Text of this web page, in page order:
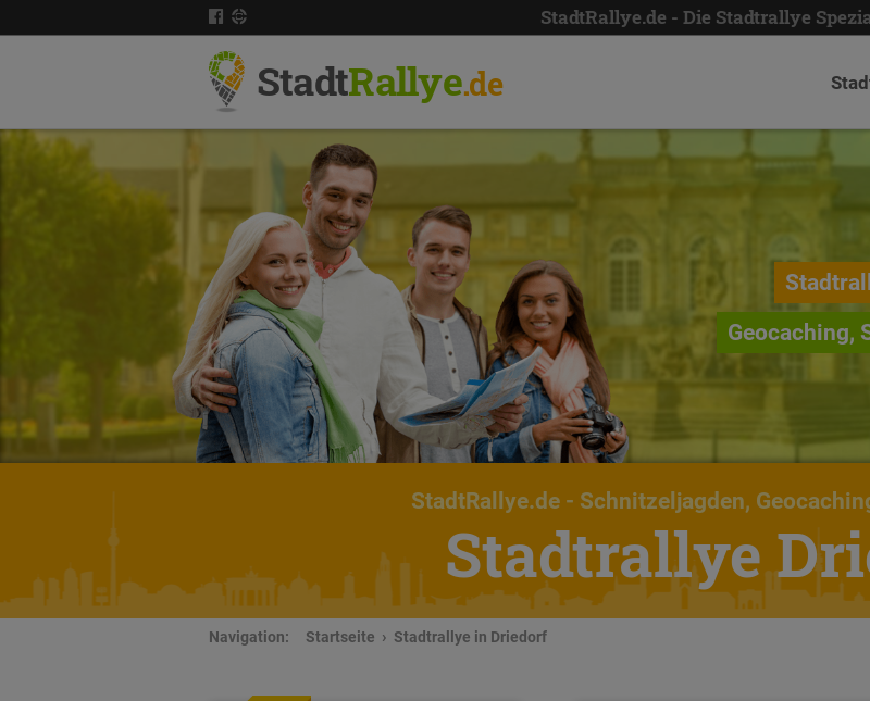
StadtRallye.de - Die Stadtrallye
StadtRallye.de
Geocaching,
StadtRallye.de- Schnitzeljagden,
Stadtrallye
Navigation: Startseite Stadtrallye in Driedorf